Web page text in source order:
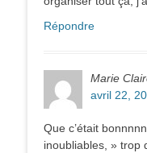
Répondre
Marie
avril 22,
Que c’était
inoubliables, » trop